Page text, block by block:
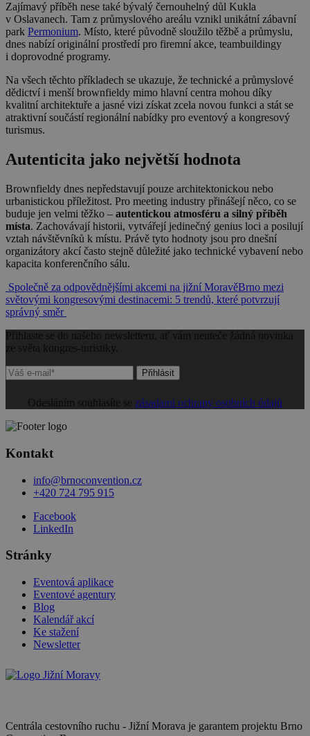
Zajímavý příběh nese také bývalý černouhelný důl Kukla
v Oslavanech. Tam z průmyslového areálu vznikl unikátní zábavní
park Permonium. Místo, které původně sloužilo těžbě a průmyslu,
dnes nabízí originální prostředí pro firemní akce, teambuildingy
i doprovodné programy.
Na všech těchto příkladech se ukazuje, že technické a průmyslové
dědictví i menší brownfieldy mimo hlavní centra mohou díky
kvalitní architektuře a jasné vizi získat zcela novou funkci a stát se
atraktivní součástí regionální nabídky pro eventový a kongresový
turismus.
Autenticita jako největší hodnota
Brownfieldy dnes nepředstavují pouze architektonickou nebo
urbanistickou příležitost. Pro meeting industry přinášejí něco, co se
buduje jen velmi těžko – autentickou atmosféru a silný příběh
místa. Zachovávají historii, vytvářejí jedinečný genius loci a posilují
vztah návštěvníků k místu. Právě tyto hodnoty jsou pro dnešní
organizátory akcí často stejně důležité jako technické vybavení nebo
kapacita konferenčního sálu.
Navigace
pro
příspěvek
Společně za odpovědnějšími akcemi na jižní MoravěBrno mezi
světovými kongresovými destinacemi: 5 trendů, které potvrzují
správný směr
Přihlaste se do našeho newsletteru, ať vám neuteče žádná novinka
ze světa kongres-turistiky.
Přihlásit
Odesláním souhlasíte se zásadami ochrany osobních údajů
Kontakt
info@brnoconvention.cz
+420 724 795 915
Facebook
LinkedIn
Stránky
Eventová aplikace
Eventové agentury
Blog
Kalendář akcí
Ke stažení
Newsletter
Centrála cestovního ruchu - Jižní Morava je garantem projektu Brno